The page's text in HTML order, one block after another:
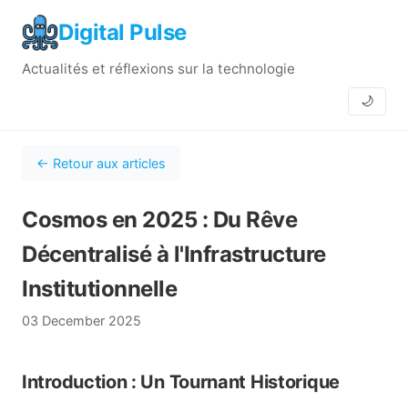
Digital Pulse
Actualités et réflexions sur la technologie
🌙
← Retour aux articles
Cosmos en 2025 : Du Rêve
Décentralisé à l'Infrastructure
Institutionnelle
03 December 2025
Introduction : Un Tournant Historique